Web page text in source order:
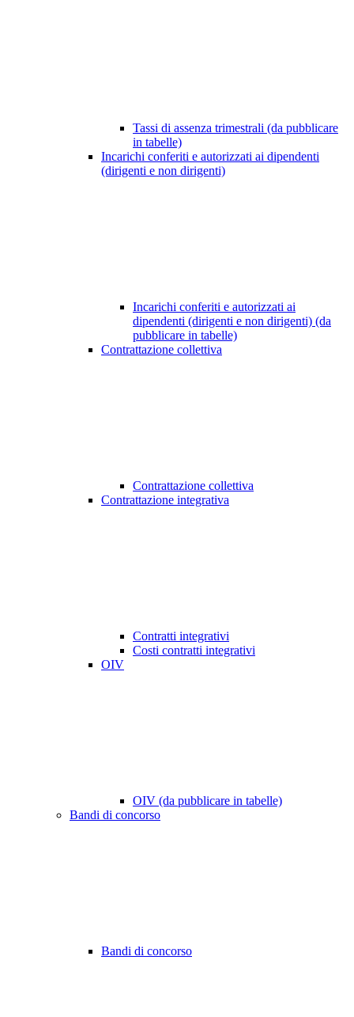
Tassi di assenza trimestrali (da pubblicare
in tabelle)
Incarichi conferiti e autorizzati ai dipendenti
(dirigenti e non dirigenti)
Incarichi conferiti e autorizzati ai
dipendenti (dirigenti e non dirigenti) (da
pubblicare in tabelle)
Contrattazione collettiva
Contrattazione collettiva
Contrattazione integrativa
Contratti integrativi
Costi contratti integrativi
OIV
OIV (da pubblicare in tabelle)
Bandi di concorso
Bandi di concorso